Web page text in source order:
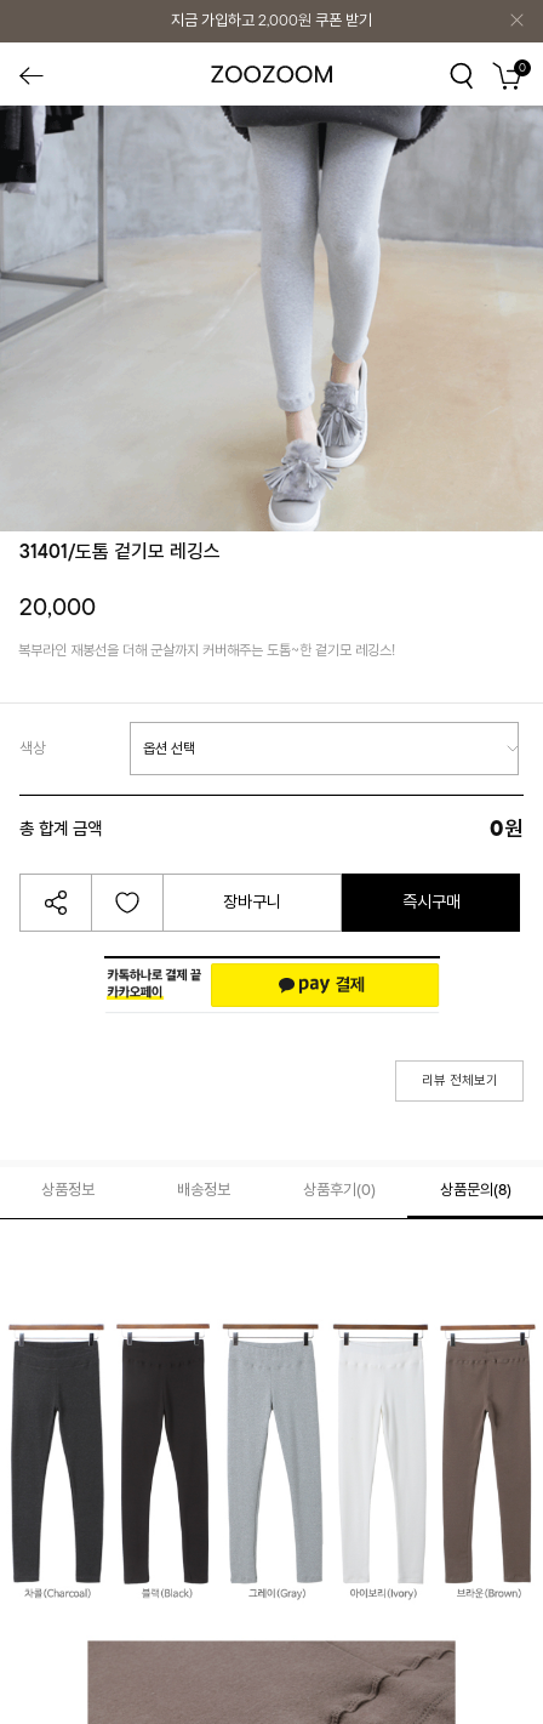
지금 가입하고 2,000원 쿠폰 받기
0
31401/도톰 겉기모 레깅스
20,000
복부라인 재봉선을 더해 군살까지 커버해주는 도톰~한 겉기모 레깅스!
색상
총 합계 금액 0원
장바구니 즉시구매
리뷰 전체보기
상품정보 배송정보 상품후기(0) 상품문의 (8)